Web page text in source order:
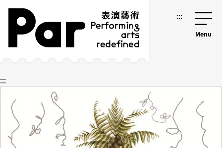
跳到主要内容区块
网站导览 :::
:::